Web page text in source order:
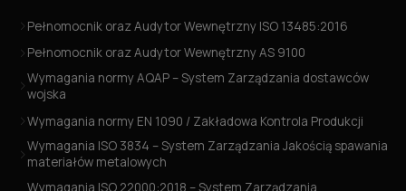
Pełnomocnik oraz Audytor Wewnętrzny ISO 13485:2016
Pełnomocnik oraz Audytor Wewnętrzny AS 9100
Wymagania normy AQAP – System Zarządzania dostawców
wojska
Wymagania normy EN 1090 / Zakładowa Kontrola Produkcji
Wymagania ISO 3834 – System Zarządzania Jakością spawania
materiałów metalowych
Wymagania ISO 22000:2018 – System Zarządzania